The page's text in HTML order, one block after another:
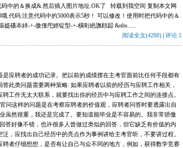
中的＆换成&.然后插入图片地址.OK了 转载到我空间 复制本文网
.代码:注意代码中的5000表示5秒！ 可以修改！使用时把代码中的＆
硪夲緈-+-傲僈戺經锭型-+-橫哘絶譕頋跽 &nbs......
阅读全文(4288) 评论:1
应聘者的成功记录。把以前的成绩摆在主考官面前比任何手段都有
此类问题需要两种策略: 如果应聘者以前的经历与应聘工作相关，
工作无太大联系，就要找出你的经历中与应聘工作之间的连接点。
问这样的问题是在考察应聘者的价值观，应聘者问答时要透露出自
虽然很重，我还是完成了。要知道能毕业是不容易的。我非常骄傲
答好像不错，也许很多人曾做过类似的回答，但它缺乏有价值的内
，应找出自己经历中的亮点作为事例讲给主考官听，不要讲过程。
者仔细想想，是否有让自己与众不同的地方，例如，获得数学竞赛